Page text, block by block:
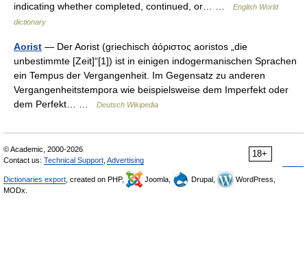
indicating whether completed, continued, or… …
English World
dictionary
Aorist — Der Aorist (griechisch ἀόριστος aoristos „die
unbestimmte [Zeit]“[1]) ist in einigen indogermanischen Sprachen
ein Tempus der Vergangenheit. Im Gegensatz zu anderen
Vergangenheitstempora wie beispielsweise dem Imperfekt oder
dem Perfekt… …
Deutsch Wikipedia
18+
© Academic, 2000-2026
Contact us: Technical Support Advertising
Dictionaries export , created on PHP, Joomla, Drupal,
WordPress,
MODx.